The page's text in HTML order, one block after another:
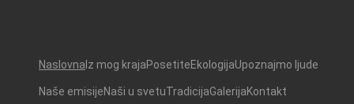
Naslovna Iz mog krajaPosetiteEkologijaUpoznajmo ljude
Naše emisijeNaši u svetuTradicijaGalerijaKontakt